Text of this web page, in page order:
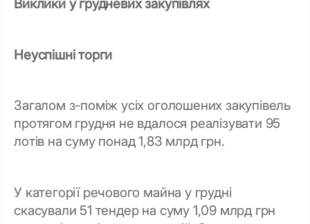
Неуспішні торги
Загалом з-поміж усіх оголошених закупівель
протягом грудня не вдалося реалізувати 95
лотів на суму понад 1,83 млрд грн.
У категорії речового майна у грудні
скасували 51 тендер на суму 1,09 млрд грн